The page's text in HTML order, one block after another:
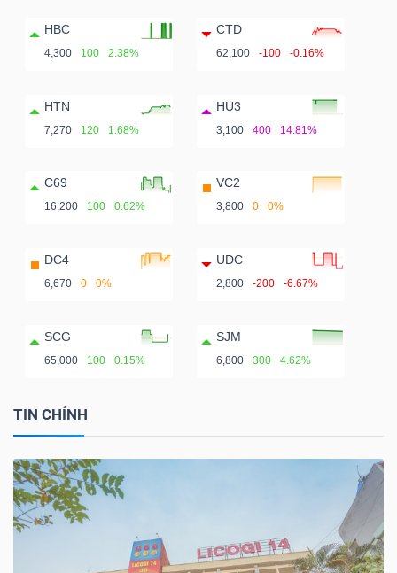
HBC
4,300 100 2.38%
CTD
62,100 -100 -0.16%
HTN
7,270 120 1.68%
HU3
3,100 400 14.81%
C69
16,200 100 0.62%
VC2
3,800 0 0%
DC4
6,670 0 0%
UDC
2,800 -200 -6.67%
SCG
65,000 100 0.15%
SJM
6,800 300 4.62%
TIN CHÍNH